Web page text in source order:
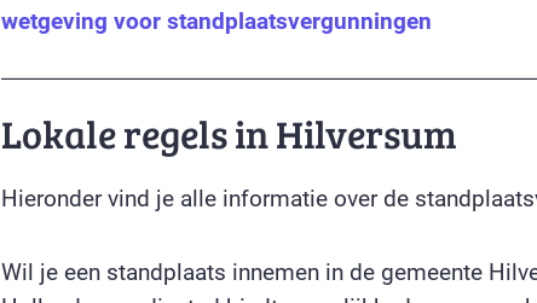
wetgeving voor standplaatsvergunningen
Lokale regels in Hilversum
Hieronder vind je alle informatie over de
Wil je een standplaats innemen in de gemeente